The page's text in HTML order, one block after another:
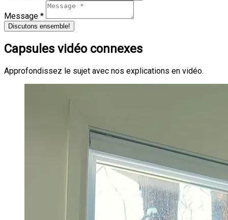
Message *
Discutons ensemble!
Capsules vidéo connexes
Approfondissez le sujet avec nos explications en vidéo.